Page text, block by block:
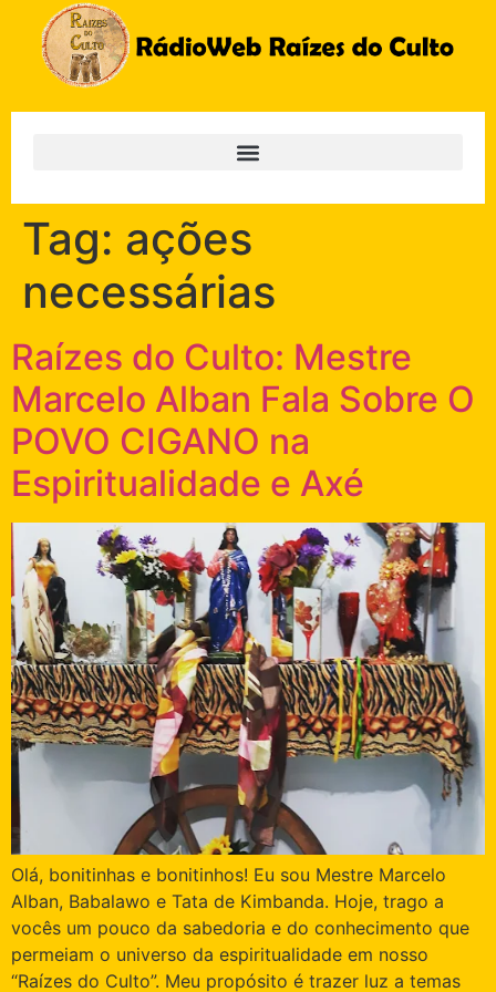
Tag: ações
necessárias
Raízes do Culto: Mestre
Marcelo Alban Fala Sobre O
POVO CIGANO na
Espiritualidade e Axé
Olá, bonitinhas e bonitinhos! Eu sou Mestre Marcelo
Alban, Babalawo e Tata de Kimbanda. Hoje, trago a
vocês um pouco da sabedoria e do conhecimento que
permeiam o universo da espiritualidade em nosso
“Raízes do Culto”. Meu propósito é trazer luz a temas